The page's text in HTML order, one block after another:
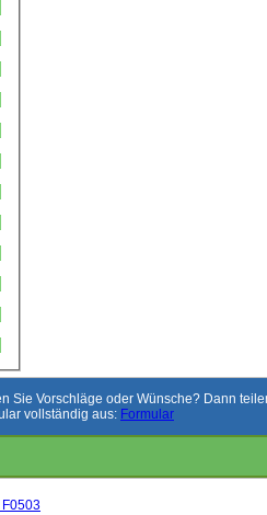
Sie Vorschläge oder Wünsche? Dann
vollständig aus: Formular
F0503